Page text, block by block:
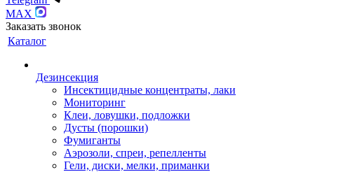
MAX
Заказать звонок
Каталог
Дезинсекция
Инсектицидные концентраты, лаки
Мониторинг
Клеи, ловушки, подложки
Дусты (порошки)
Фумиганты
Аэрозоли, спреи, репелленты
Гели, диски, мелки, приманки